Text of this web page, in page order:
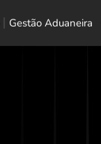
Gestão Aduaneira